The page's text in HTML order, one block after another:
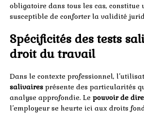
obligatoire dans tous les cas, constitue
susceptible de conforter la validité
Spécificités des tests
droit du travail
Dans le contexte professionnel,
salivaires présente des particularités
analyse approfondie. Le pouvoir de
l’employeur se heurte ici aux droits